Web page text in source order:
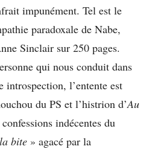
impunément. Tel est le
paradoxale de Nabe,
Sinclair sur 250 pages.
qui nous conduit dans
introspection, l’entente est
du PS et l’histrion d’Au
indécentes du
bite » agacé par la